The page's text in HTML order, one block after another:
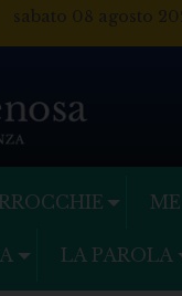
sabato 08 agosto
LA PAROLA